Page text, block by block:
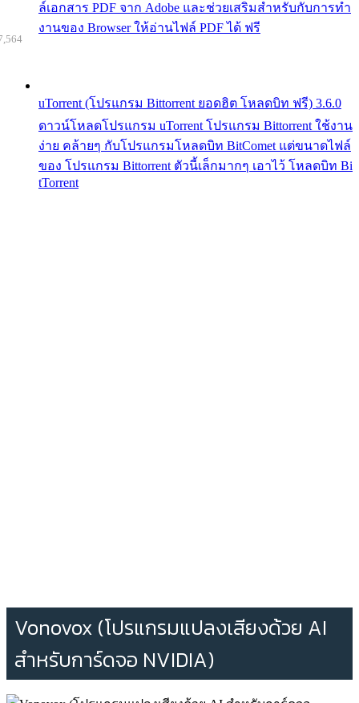
ล์เอกสาร PDF จาก Adobe และช่วยเสริมสำหรับกับการทำ
งานของ Browser ให้อ่านไฟล์ PDF ได้ ฟรี
uTorrent (โปรแกรม Bittorrent ยอดฮิต โหลดบิท ฟรี) 3.6.0
ดาวน์โหลดโปรแกรม uTorrent โปรแกรม Bittorrent ใช้งาน
ง่าย คล้ายๆ กับโปรแกรมโหลดบิท BitComet แต่ขนาดไฟล์
ของ โปรแกรม Bittorrent ตัวนี้เล็กมากๆ เอาไว้ โหลดบิท Bi
tTorrent
Vonovox (โปรแกรมแปลงเสียงด้วย AI
สำหรับการ์ดจอ NVIDIA)